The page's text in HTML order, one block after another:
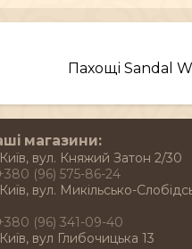
Пахощі Sandal
магазини:
вул. Княжий Затон 2/30
(96) 575-86-24
вул. Микільсько-
(96) 341-09-40
вул Глибочицька 13